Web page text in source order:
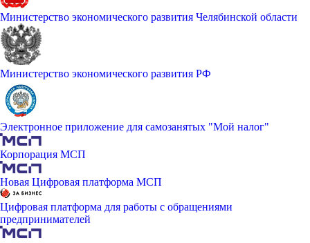
Министерство экономического развития Челябинской области
Министерство экономического развития РФ
Электронное приложение для самозанятых "Мой налог"
Корпорация МСП
Новая Цифровая платформа МСП
Цифровая платформа для работы с обращениями
предпринимателей